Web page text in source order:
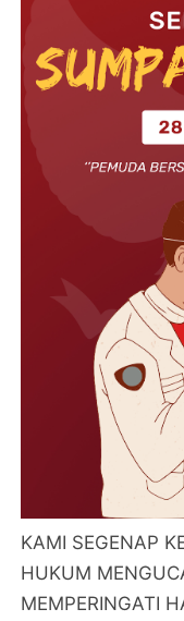
KAMI SEGENAP
HUKUM
MEMPERINGATI